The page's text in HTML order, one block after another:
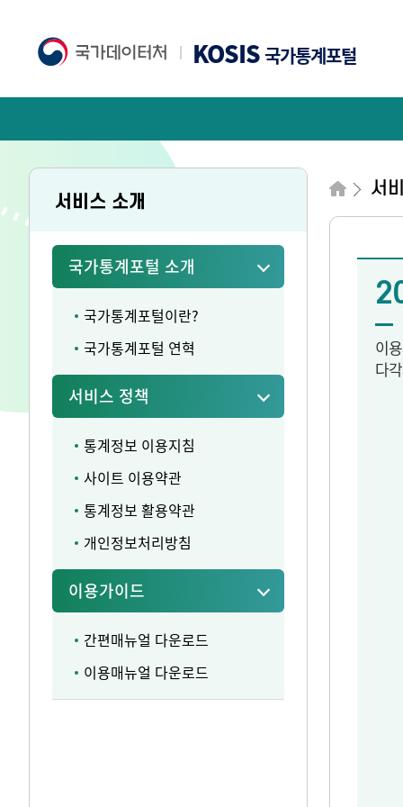
KOSIS국가통계포털
서비스 소개
국가통계포털 소개
국가통계포털이란?
국가통계포털 연혁
서비스 정책
통계정보 이용지침
사이트 이용약관
통계정보 활용약관
개인정보처리방침
이용가이드
간편매뉴얼 다운로드
이용매뉴얼 다운로드
서
이
다